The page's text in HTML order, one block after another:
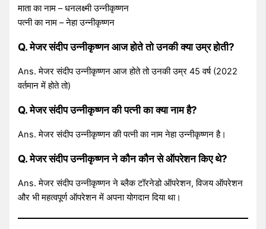
माता का नाम – धनलक्ष्मी उन्नीकृष्णन
पत्नी का नाम – नेहा उन्नीकृष्णन
Q. मेजर संदीप उन्नीकृष्णन आज होते तो उनकी क्या उम्र होती?
Ans. मेजर संदीप उन्नीकृष्णन आज होते तो उनकी उम्र 45 वर्ष (2022
वर्तमान में होते तो)
Q. मेजर संदीप उन्नीकृष्णन की पत्नी का क्या नाम है?
Ans. मेजर संदीप उन्नीकृष्णन की पत्नी का नाम नेहा उन्नीकृष्णन है।
Q. मेजर संदीप उन्नीकृष्णन ने कौन कौन से ऑपरेशन किए थे?
Ans. मेजर संदीप उन्नीकृष्णन ने ब्लैक टॉरनेडो ऑपरेशन, विजय ऑपरेशन
और भी महत्वपूर्ण ऑपरेशन में अपना योगदान दिया था।